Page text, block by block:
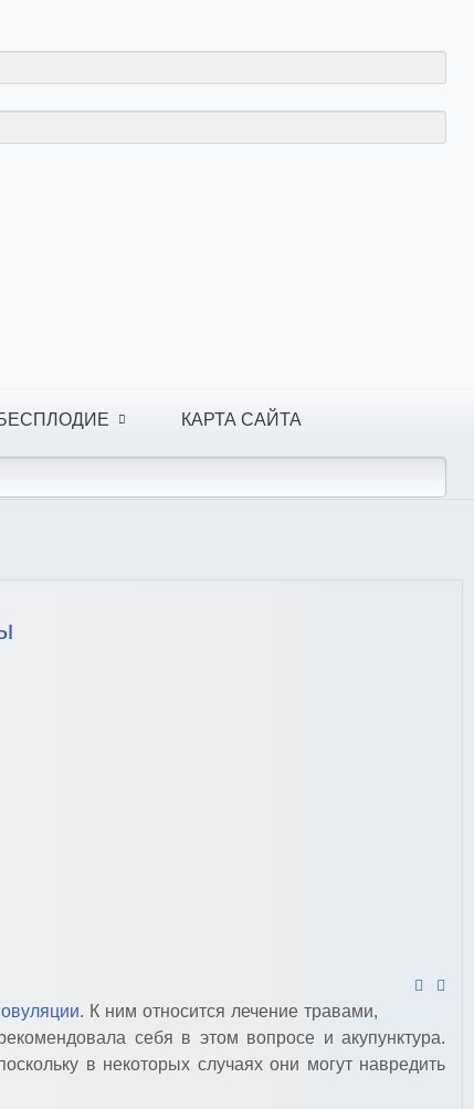
КАРТА САЙТА
овуляции. К ним относится лечение травами,
себя в этом вопросе и акупунктура.
в некоторых случаях они могут навредить